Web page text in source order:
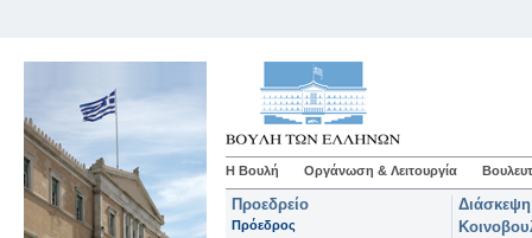
Η Βουλή Οργάνωση & Λειτουργία
Προεδρείο
Πρόεδρος